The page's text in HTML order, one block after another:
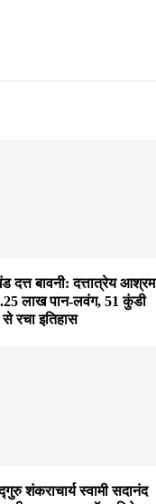
दत्त बावनी: दत्तात्रेय आश्रम
लाख पान-लवंग, 51 कुंडी
से रचा इतिहास
शंकराचार्य स्वामी सदानंद